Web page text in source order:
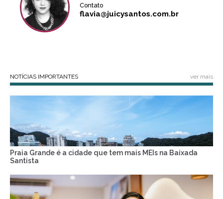
Contato
flavia@juicysantos.com.br
NOTÍCIAS IMPORTANTES ver mais
Praia Grande é a cidade que tem mais MEIs na Baixada
Santista